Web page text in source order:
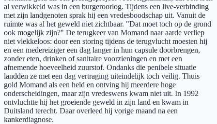
al verwikkeld was in een burgeroorlog. Tijdens een live-verbinding
met zijn landgenoten sprak hij een vredesboodschap uit. Vanuit de
ruimte was al het geweld niet zichtbaar. "Dat moet toch op de grond
ook mogelijk zijn?" De terugkeer van Momand naar aarde verliep
niet vlekkeloos: door een storing tijdens de terugvlucht moesten hij
en een medereiziger een dag langer in hun capsule doorbrengen,
zonder eten, drinken of sanitaire voorzieningen en met een
afnemende hoeveelheid zuurstof. Ondanks die penibele situatie
landden ze met een dag vertraging uiteindelijk toch veilig. Thuis
gold Momand als een held en ontving hij meerdere hoge
onderscheidingen, maar zijn vredeswens kwam niet uit. In 1992
ontvluchtte hij het groeiende geweld in zijn land en kwam in
Duitsland terecht. Daar overleed hij vorige maand na een
kankerdiagnose.